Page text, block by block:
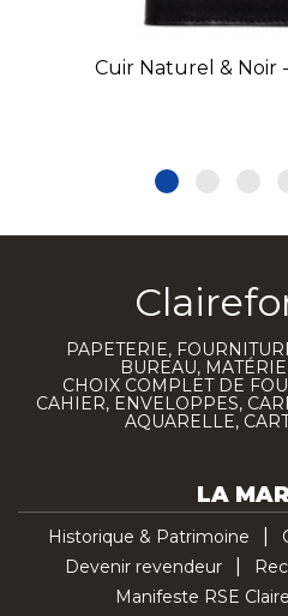
Cuir Naturel & Noir
PAPETERIE,
BUREAU,
CHOIX COMPLET DE
CAHIER, ENVELOPPES,
AQUARELLE,
LA
Historique & Patrimoine
Devenir revendeur
Manifeste RSE